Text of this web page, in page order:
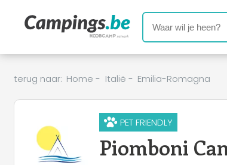
terug naar: Home - Italië - Emilia-Romagna
PET FRIENDLY
Piomboni